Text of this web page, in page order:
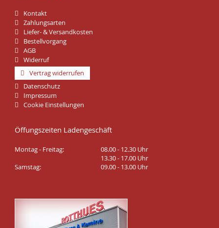
Kontakt
Zahlungsarten
Liefer- & Versandkosten
Bestellvorgang
AGB
Widerruf
Vertrag widerrufen
Datenschutz
Impressum
Cookie Einstellungen
Öffungszeiten Ladengeschäft
Montag - Freitag:
08.00 - 12.30 Uhr
13.30 - 17.00 Uhr
Samstag:
09.00 - 13.00 Uhr